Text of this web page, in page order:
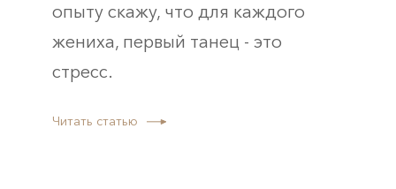
опыту скажу, что для каждого
жениха, первый танец - это
стресс.
Читать статью